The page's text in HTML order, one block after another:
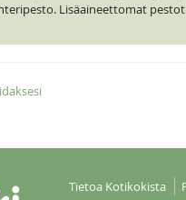
Lisäaineettomat
Tietoa Kotikokista